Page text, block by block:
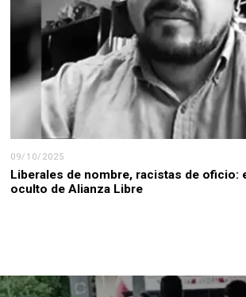
09/10/2025
Liberales de nombre, racistas de oficio:
oculto de Alianza Libre